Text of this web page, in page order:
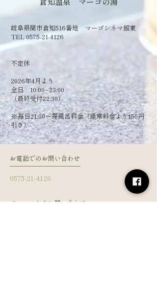
岐阜県関市倉知516番地 マーゴシネマ館東
TEL 0575-21-4126
​不定休
2026年4月より
全日 10:00~23:00
（最終受付22:30）
​※毎日21:00～遅風呂料金（通常料金より150円
引き）
お電話でのお問い合わせ
0575-21-4126
フォームからお問い合わせ